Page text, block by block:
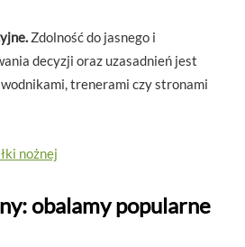
Zdolność do jasnego i
decyzji oraz uzasadnień jest
trenerami czy stronami
nożnej
obalamy popularne